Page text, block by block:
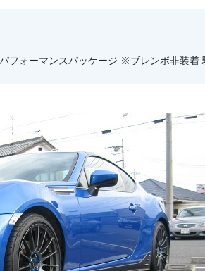
フォーマンスパッケージ ※ブレンボ非装着